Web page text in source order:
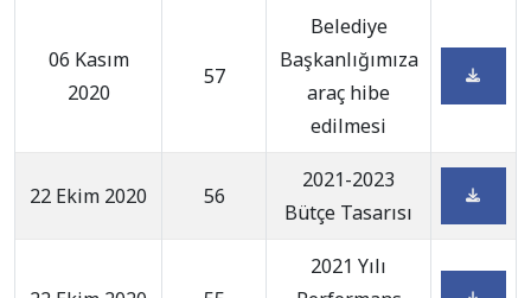
06 Kasım
2020
57
Belediye
Başkanlığımıza
araç hibe
edilmesi
22 Ekim 2020 56
2021-2023
Bütçe Tasarısı
2021 Yılı